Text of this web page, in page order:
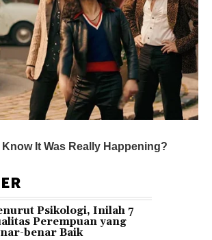
Psikologi, Inilah 7
Perempuan yang
benar Baik